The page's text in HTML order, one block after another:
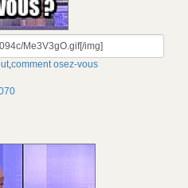
,comment osez-vous